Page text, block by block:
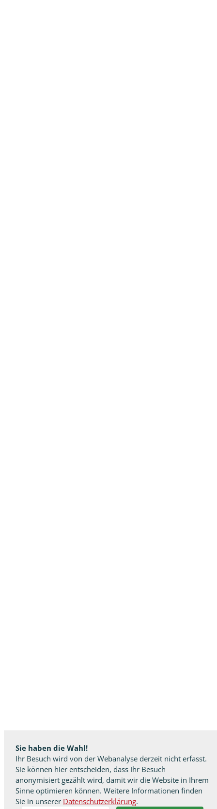
Sie haben die Wahl!
Ihr Besuch wird von der Webanalyse derzeit nicht erfasst.
Sie können hier entscheiden, dass Ihr Besuch
anonymisiert gezählt wird, damit wir die Website in Ihrem
Sinne optimieren können. Weitere Informationen finden
Sie in unserer Datenschutzerklärung.